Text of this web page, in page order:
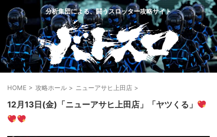
分析集団による、闘うスロッター攻略サイト
HOME > 攻略ホール > ニューアサヒ上田店 >
12月13日(金)「ニューアサヒ上田店」「ヤツくる」